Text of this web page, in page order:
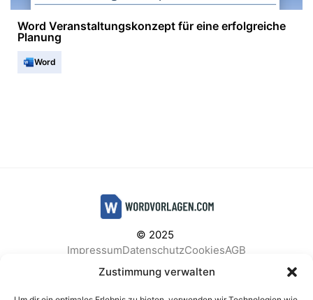
Zustimmung verwalten
Word Veranstaltungskonzept für eine erfolgreiche
Planung
Word
© 2025
ImpressumDatenschutzCookiesAGB
Facebook
Instagram